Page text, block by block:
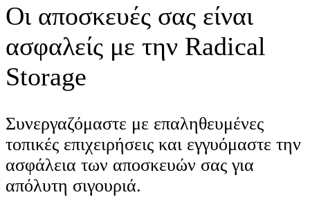
Οι αποσκευές σας είναι
ασφαλείς με την Radical
Storage
Συνεργαζόμαστε με επαληθευμένες
τοπικές επιχειρήσεις και εγγυόμαστε την
ασφάλεια των αποσκευών σας για
απόλυτη σιγουριά.